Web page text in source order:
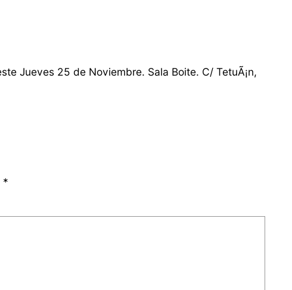
Jueves 25 de Noviembre. Sala Boite. C/ TetuÃ¡n,
*